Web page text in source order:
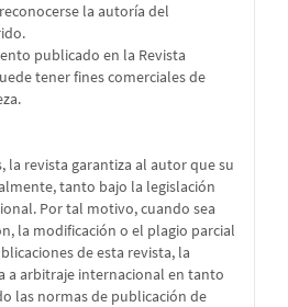
la autoría del
publicado en la Revista
tener fines comerciales de
la revista garantiza al autor que su
tanto bajo la legislación
Por tal motivo, cuando sea
la modificación o el plagio parcial
de esta revista, la
a arbitraje internacional en tanto
las normas de publicación de